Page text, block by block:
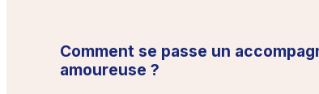
Comment se passe un
amoureuse ?